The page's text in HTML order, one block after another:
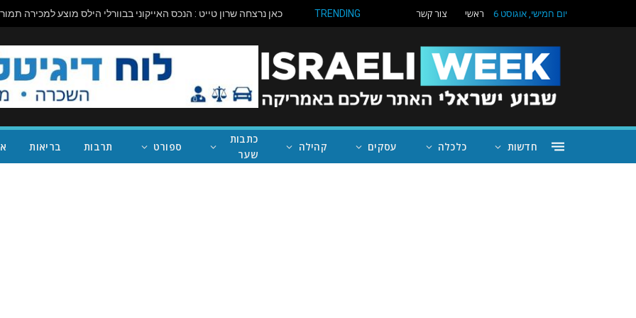
יום חמישי, אוגוסט 6 ראשי צור קשר TRENDING
חדשות כלכלה עסקים קהילה
כתבות
שער
ספורט תרבות בריאות